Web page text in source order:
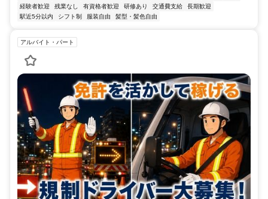
経験者歓迎
残業なし 有資格者歓迎 研修あり 交通費支給
長期歓迎
駅近5分以内
シフト制 服装自由 髪型・髪色自由
アルバイト・パート